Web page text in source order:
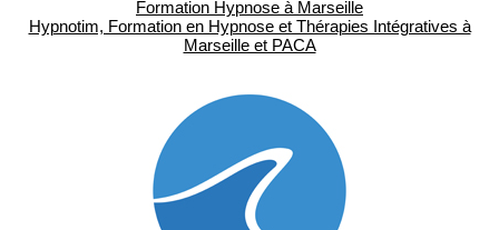
Formation Hypnose à Marseille
Hypnotim, Formation en Hypnose et Thérapies Intégratives à
Marseille et PACA